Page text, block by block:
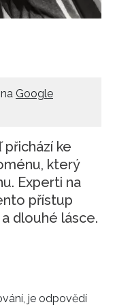
Google
přichází ke
který
Experti na
přístup
dlouhé lásce.
je odpovědí